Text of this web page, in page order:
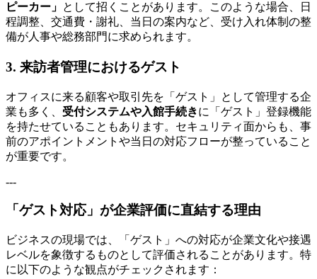
ピーカー」 として招くことがあります。このような場合、日
程調整、交通費・謝礼、当日の案内など、受け入れ体制の整
備が人事や総務部門に求められます。
3. 来訪者管理におけるゲスト
オフィスに来る顧客や取引先を「ゲスト」として管理する企
業も多く、 受付システムや入館手続きに「ゲスト」登録機能
を持たせていることもあります。セキュリティ面からも、事
前のアポイントメントや当日の対応フローが整っていること
が重要です。
---
「ゲスト対応」が企業評価に直結する理由
ビジネスの現場では、「ゲスト」への対応が企業文化や接遇
レベルを象徴するものとして評価されることがあります。特
に以下のような観点がチェックされます：